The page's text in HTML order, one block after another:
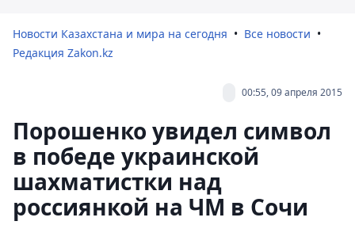
Новости Казахстана и мира на сегодня
Все новости
Редакция Zakon.kz
00:55, 09 апреля 2015
Порошенко увидел символ
в победе украинской
шахматистки над
россиянкой на ЧМ в Сочи